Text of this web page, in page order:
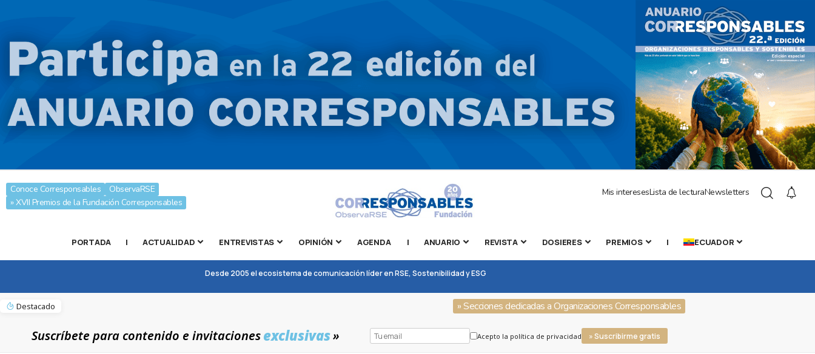
Conoce Corresponsables
ObservaRSE
» XVII Premios de la Fundación Corresponsables
Mis interesesLista de lecturaNewsletters
PORTADA | ACTUALIDAD ENTREVISTAS OPINIÓN AGENDA | ANUARIO REVISTA DOSIERES PREMIOS | ECUADOR
Desde 2005 el ecosistema de comunicación líder en RSE, Sostenibilidad y ESG
Destacado » Secciones dedicadas a Organizaciones Corresponsables
Suscríbete para contenido e invitacionesexclusivas» Acepto la política de privacidad » Suscribirme gratis